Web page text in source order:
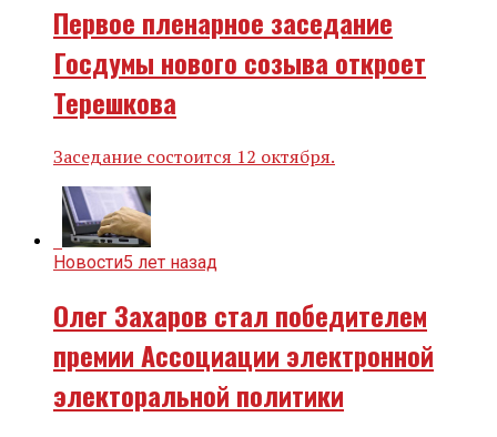
Первое пленарное заседание
Госдумы нового созыва откроет
Терешкова
Заседание состоится 12 октября.
Новости5 лет назад
Олег Захаров стал победителем
премии Ассоциации электронной
электоральной политики